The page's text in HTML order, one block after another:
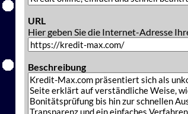
URL
Hier geben Sie die Internet-Adresse
Beschreibung